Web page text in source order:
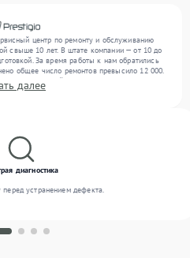
центр по ремонту и обслуживанию
свыше 10 лет. В штате компании — от 10 до
За время работы к нам обратились
общее число ремонтов превысило 12 000.
от 300 устройств, включая , , . Мы беремся
высокий стандарт качества благодаря
далее
диагностика
устранением дефекта.